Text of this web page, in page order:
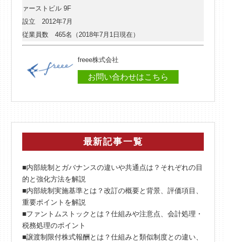
ァーストビル 9F
設立 2012年7月
従業員数 465名（2018年7月1日現在）
freee株式会社
お問い合わせはこちら
最新記事一覧
■内部統制とガバナンスの違いや共通点は？それぞれの目
的と強化方法を解説
■内部統制実施基準とは？改訂の概要と背景、評価項目、
重要ポイントを解説
■ファントムストックとは？仕組みや注意点、会計処理・
税務処理のポイント
■譲渡制限付株式報酬とは？仕組みと類似制度との違い、